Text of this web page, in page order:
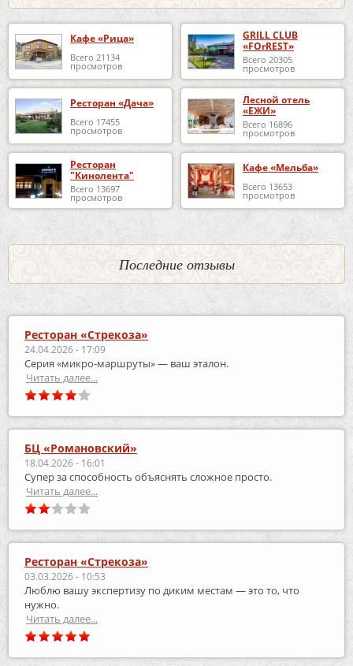
Кафе «Рица»
Всего 21134
просмотров
GRILL CLUB
«FOrREST»
Всего 20305
просмотров
Ресторан «Дача»
Всего 17455
просмотров
Лесной отель
«ЕЖИ»
Всего 16896
просмотров
Ресторан
"Кинолента"
Всего 13697
просмотров
Кафе «Мельба»
Всего 13653
просмотров
Последние отзывы
Ресторан «Стрекоза»
24.04.2026 - 17:09
Серия «микро‑маршруты» — ваш эталон.
Читать далее...
БЦ «Романовский»
18.04.2026 - 16:01
Супер за способность объяснять сложное просто.
Читать далее...
Ресторан «Стрекоза»
03.03.2026 - 10:53
Люблю вашу экспертизу по диким местам — это то, что
нужно.
Читать далее...